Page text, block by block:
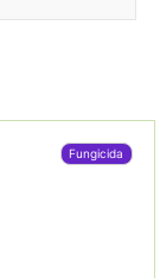
Fungicida